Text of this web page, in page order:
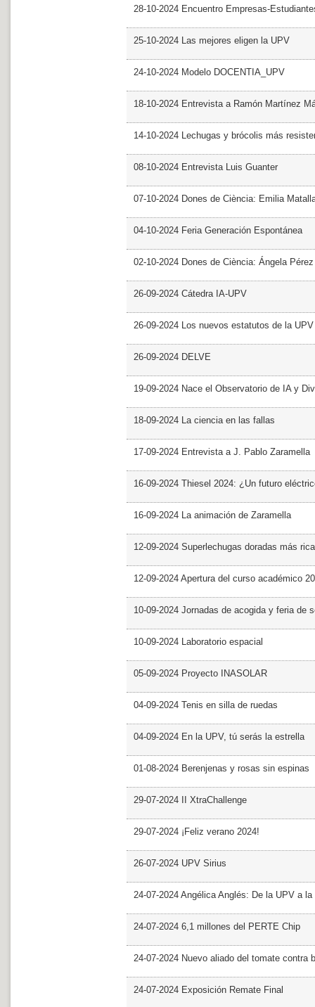
28-10-2024 Encuentro Empresas-
25-10-2024 Las mejores eligen la UPV
24-10-2024 Modelo DOCENTIA_UPV
18-10-2024 Entrevista a Ramón Martínez
14-10-2024 Lechugas y brócolis más
08-10-2024 Entrevista Luis Guanter
07-10-2024 Dones de Ciència: Emilia
04-10-2024 Feria Generación Espontánea
02-10-2024 Dones de Ciència: Ángela Pérez
26-09-2024 Cátedra IA-UPV
26-09-2024 Los nuevos estatutos de la
26-09-2024 DELVE
19-09-2024 Nace el Observatorio de IA y
18-09-2024 La ciencia en las fallas
17-09-2024 Entrevista a J. Pablo Zaramella
16-09-2024 Thiesel 2024: ¿Un futuro
16-09-2024 La animación de Zaramella
12-09-2024 Superlechugas doradas más
12-09-2024 Apertura del curso académico
10-09-2024 Jornadas de acogida y feria de
10-09-2024 Laboratorio espacial
05-09-2024 Proyecto INASOLAR
04-09-2024 Tenis en silla de ruedas
04-09-2024 En la UPV, tú serás la estrella
01-08-2024 Berenjenas y rosas sin espinas
29-07-2024 II XtraChallenge
29-07-2024 ¡Feliz verano 2024!
26-07-2024 UPV Sirius
24-07-2024 Angélica Anglés: De la UPV a
24-07-2024 6,1 millones del PERTE Chip
24-07-2024 Nuevo aliado del tomate contra
24-07-2024 Exposición Remate Final